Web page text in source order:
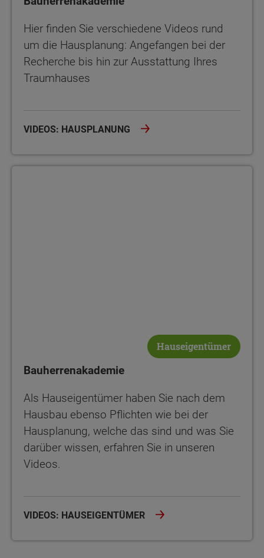
Hier finden Sie verschiedene Videos rund
um die Hausplanung: Angefangen bei der
Recherche bis hin zur Ausstattung Ihres
Traumhauses
VIDEOS: HAUSPLANUNG
Hauseigentümer
Bauherrenakademie
Als Hauseigentümer haben Sie nach dem
Hausbau ebenso Pflichten wie bei der
Hausplanung, welche das sind und was Sie
darüber wissen, erfahren Sie in unseren
Videos.
VIDEOS: HAUSEIGENTÜMER